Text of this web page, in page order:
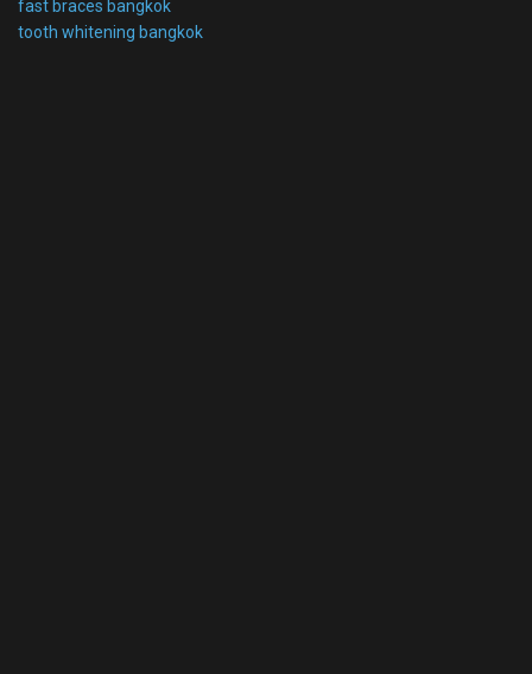
fast braces bangkok
tooth whitening bangkok